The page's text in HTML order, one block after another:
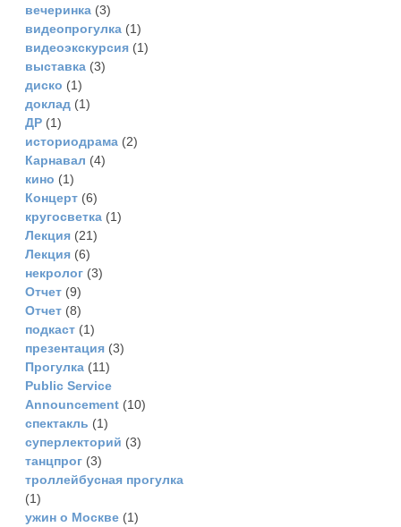
вечеринка (3)
видеопрогулка (1)
видеоэкскурсия (1)
выставка (3)
диско (1)
доклад (1)
ДР (1)
историодрама (2)
Карнавал (4)
кино (1)
Концерт (6)
кругосветка (1)
Лекция (21)
Лекция (6)
некролог (3)
Отчет (9)
Отчет (8)
подкаст (1)
презентация (3)
Прогулка (11)
Рublic Service
Announcement (10)
спектакль (1)
суперлекторий (3)
танцпрог (3)
троллейбусная прогулка
(1)
ужин о Москве (1)